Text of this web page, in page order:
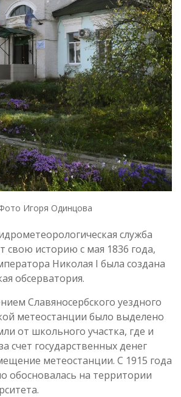
Игоря Одинцова
служба
свою историю с мая 1836 года,
Николая I была создана
обсерватория.
Славяносербского уездного
метеостанции было выделено
от школьного участка, где и
счет государственных денег
метеостанции. С 1915 года
обосновалась на территории